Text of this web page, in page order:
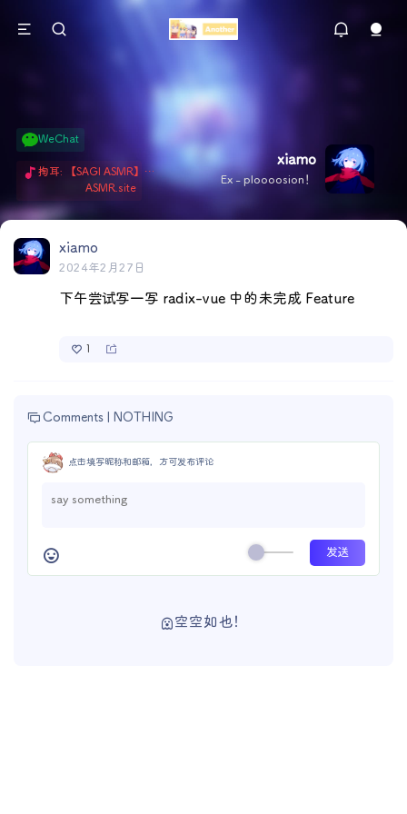
xiamo
Ex - ploooosion！
WeChat
掏耳: 【SAGI ASMR】今天就由阿米娅给博士掏耳吧「耳勺x鹅毛棒x吹气」 Hi-Res无损助眠 + 单刷: ASMR 精选4.0｜ 陪伴天花板 ✦扶扶の温柔哄睡 ✦ 顶级道具和语气词的交融 ✦ 扶桑大红花、
ASMR.site
xiamo
2024年2月27日
下午尝试写一写 radix-vue 中的未完成 Feature
1
Comments | NOTHING
点击填写昵称和邮箱，方可发布评论
空空如也！